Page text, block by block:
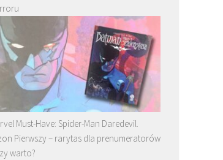
Must-Have: Spider-Man Daredevil.
Pierwszy – rarytas dla prenumeratorów
warto?